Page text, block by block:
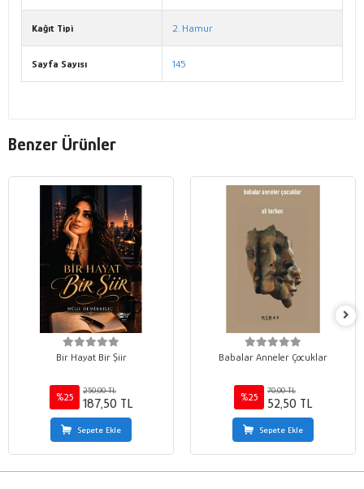
Kağıt Tipi 2. Hamur
Sayfa Sayısı 145
Benzer Ürünler
Bir Hayat Bir Şiir
%25
250,00 TL
187,50 TL
Sepete Ekle
Babalar Anneler Çocuklar
%25
70,00 TL
52,50 TL
Sepete Ekle